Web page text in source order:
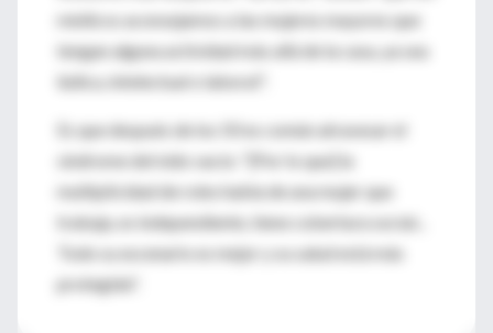
médicos aconsejamos a las mujeres mayores que
tengan alguna actividad más allá de la casa, ya sea
lúdica, intelectual o laboral".
Es que después de los 50 es común atravesar el
síndrome del nido vacío: "[Por lo que] la
multiplicidad de roles habla de una mujer que
trabaja, es independiente, tiene cobertura social...
Todo su escenario es mejor y su salud está más
protegida".